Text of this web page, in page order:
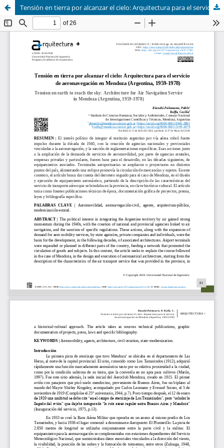
Tensión en tierra por alcanzar el cielo: Arquitectura para el servicio de aeronavegación en Mendoza (Argentina, 1959-1978)